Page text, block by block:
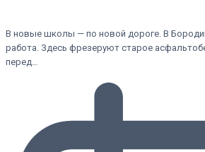
В новые школы — по новой дороге. В
работа. Здесь фрезеруют старое
перед…